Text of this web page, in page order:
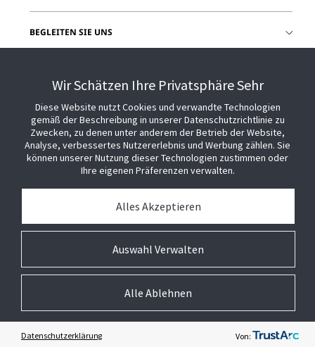
BEGLEITEN SIE UNS
Rechtliche Hinweise
Wir Schätzen Ihre Privatsphäre Sehr
Diese Website nutzt Cookies und verwandte Technologien
gemäß der Beschreibung in unserer Datenschutzrichtlinie zu
Zwecken, zu denen unter anderem der Betrieb der Website,
Analyse, verbessertes Nutzererlebnis und Werbung zählen. Sie
können unserer Nutzung dieser Technologien zustimmen oder
Ihre eigenen Präferenzen verwalten.
Auswahl Verwalten
Alles Akzeptieren
Alle Ablehnen
Datenschutzerklärung Von:
Cookie-Präferenzen